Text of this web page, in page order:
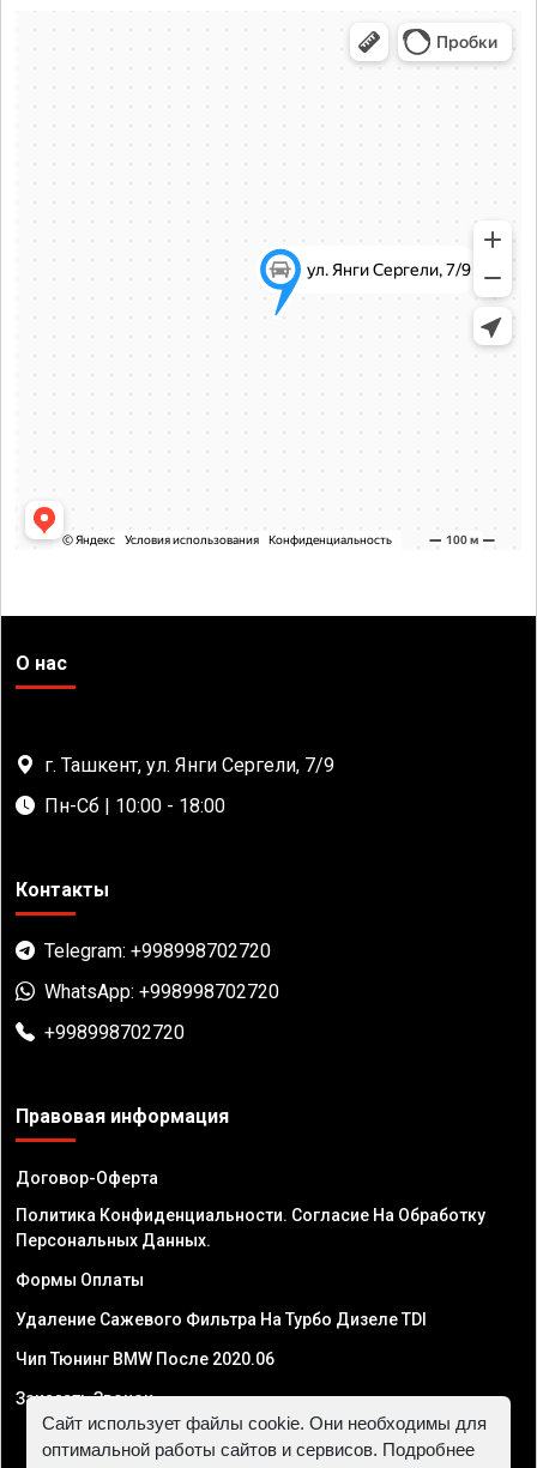
О нас
г. Ташкент, ул. Янги Сергели, 7/9
Пн-Сб | 10:00 - 18:00
Контакты
Telegram: +998998702720
WhatsApp: +998998702720
+998998702720
Правовая информация
Договор-Оферта
Политика Конфиденциальности. Согласие На Обработку
Персональных Данных.
Формы Оплаты
Удаление Сажевого Фильтра На Турбо Дизеле TDI
Чип Тюнинг BMW После 2020.06
Заказать Звонок
Сайт использует файлы cookie. Они необходимы для
оптимальной работы сайтов и сервисов. Подробнее